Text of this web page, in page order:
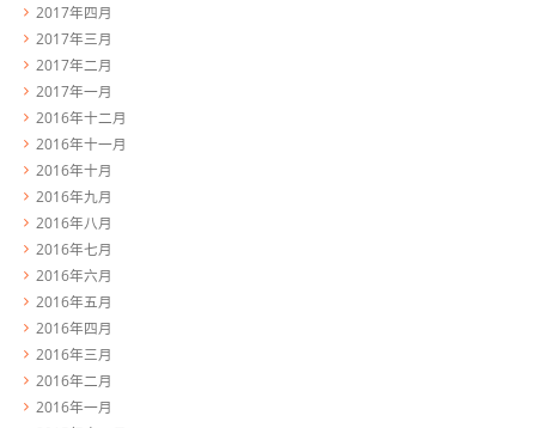
2017年四月
2017年三月
2017年二月
2017年一月
2016年十二月
2016年十一月
2016年十月
2016年九月
2016年八月
2016年七月
2016年六月
2016年五月
2016年四月
2016年三月
2016年二月
2016年一月